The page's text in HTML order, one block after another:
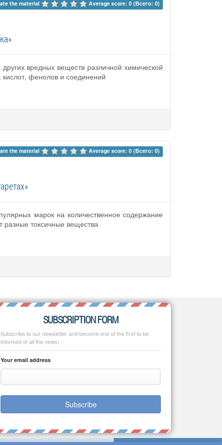
the material Average score: 0 (Всего: 0)
вредных веществ различной химической
кислот, фенолов и соединений
the material Average score: 0 (Всего: 0)
марок на количественное содержание
токсичные вещества
SUBSCRIPTION FORM
Subscribe to our newsletter and become one of the first to be
informed of all the news!
Your email address
Subscribe